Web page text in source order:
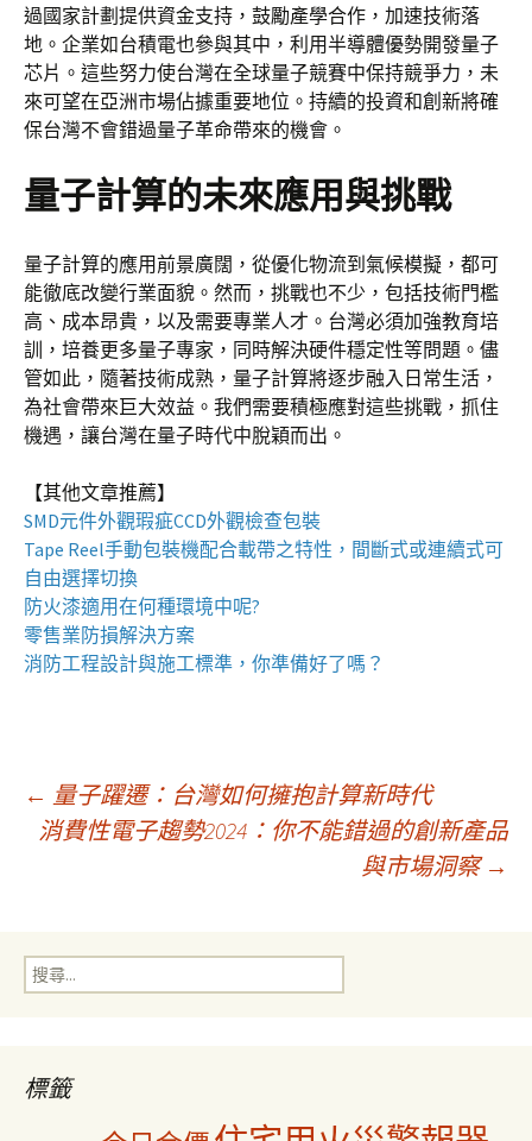
過國家計劃提供資金支持，鼓勵產學合作，加速技術落
地。企業如台積電也參與其中，利用半導體優勢開發量子
芯片。這些努力使台灣在全球量子競賽中保持競爭力，未
來可望在亞洲市場佔據重要地位。持續的投資和創新將確
保台灣不會錯過量子革命帶來的機會。
量子計算的未來應用與挑戰
量子計算的應用前景廣闊，從優化物流到氣候模擬，都可
能徹底改變行業面貌。然而，挑戰也不少，包括技術門檻
高、成本昂貴，以及需要專業人才。台灣必須加強教育培
訓，培養更多量子專家，同時解決硬件穩定性等問題。儘
管如此，隨著技術成熟，量子計算將逐步融入日常生活，
為社會帶來巨大效益。我們需要積極應對這些挑戰，抓住
機遇，讓台灣在量子時代中脫穎而出。
【其他文章推薦】
SMD元件外觀瑕疵CCD外觀檢查包裝
Tape Reel手動包裝機配合載帶之特性，間斷式或連續式可
自由選擇切換
防火漆適用在何種環境中呢?
零售業防損解決方案
消防工程設計與施工標準，你準備好了嗎？
文
導
← 量子躍遷：台灣如何擁抱計算新時代
消費性電子趨勢2024：你不能錯過的創新產品
與市場洞察 →
搜
尋
標籤